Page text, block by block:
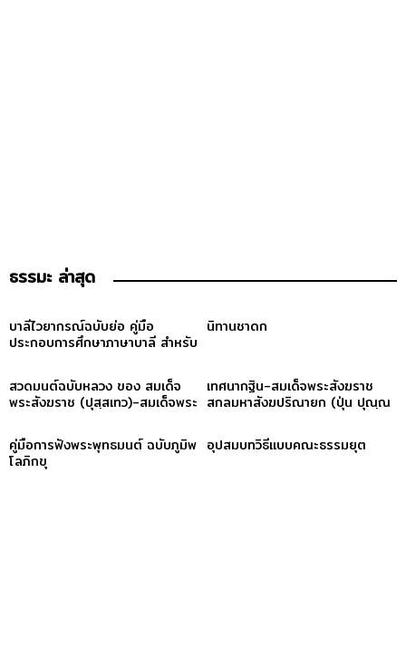
ธรรมะ ล่าสุด
บาลีไวยากรณ์ฉบับย่อ คู่มือ
ประกอบการศึกษาภาษาบาลี สำหรับ
นิทานชาดก
สวดมนต์ฉบับหลวง ของ สมเด็จ
พระสังฆราช (ปุสฺสเทว)-สมเด็จพระ
เทศนากฐิน-สมเด็จพระสังฆราช
สกลมหาสังฆปริณายก (ปุ่น ปุณฺณ
คู่มือการฟังพระพุทธมนต์ ฉบับภูมิพ
โลภิกขุ
อุปสมบทวิธีแบบคณะธรรมยุต